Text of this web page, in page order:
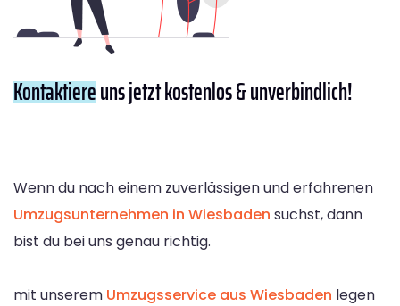
Kontaktiereuns jetzt kostenlos & unverbindlich!
Wenn du nach einem zuverlässigen und erfahrenen
Umzugsunternehmen in Wiesbaden suchst, dann
bist du bei uns genau richtig.
mit unserem Umzugsservice aus Wiesbaden legen